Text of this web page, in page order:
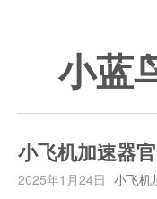
小蓝
小飞机加速器
2025年1月24日 小飞机